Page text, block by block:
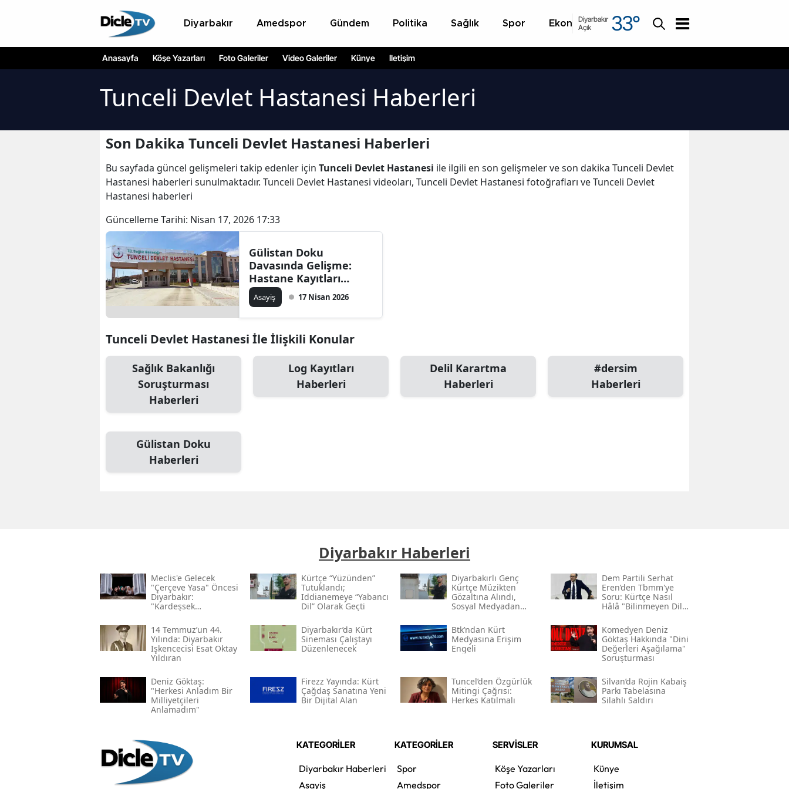
Diyarbakır Amedspor Gündem Politika Sağlık Spor Ekonomi Asayiş
Diyarbakır
Açık
33°
Anasayfa Köşe Yazarları Foto Galeriler Video Galeriler Künye İletişim
Tunceli Devlet Hastanesi Haberleri
Son Dakika Tunceli Devlet Hastanesi Haberleri
Bu sayfada güncel gelişmeleri takip edenler için Tunceli Devlet Hastanesi ile ilgili en son gelişmeler ve son dakika Tunceli Devlet
Hastanesi haberleri sunulmaktadır. Tunceli Devlet Hastanesi videoları, Tunceli Devlet Hastanesi fotoğrafları ve Tunceli Devlet
Hastanesi haberleri
Güncelleme Tarihi: Nisan 17, 2026 17:33
Gülistan Doku
Davasında Gelişme:
Hastane Kayıtları
Silinmiş
Asayiş 17 Nisan 2026
Tunceli Devlet Hastanesi İle İlişkili Konular
Sağlık Bakanlığı
Soruşturması
Haberleri
Log Kayıtları
Haberleri
Delil Karartma
Haberleri
#dersim
Haberleri
Gülistan Doku
Haberleri
Diyarbakır Haberleri
Meclis'e Gelecek
"çerçeve Yasa" Öncesi
Diyarbakır:
"kardeşsek
Kürtçe “yüzünden”
Tutuklandı;
Iddianemeye “yabancı
Dil” Olarak Geçti
Diyarbakırlı Genç
Kürtçe Müzikten
Gözaltına Alındı,
Sosyal Medyadan
Dem Partili Serhat
Eren’den Tbmm'ye
Soru: Kürtçe Nasıl
Hâlâ "bilinmeyen Dil"
Gerekçesi Nedir?"
14 Temmuz’un 44.
Yılında: Diyarbakır
Işkencecisi Esat Oktay
Yıldıran
Diyarbakır’da Kürt
Sineması Çalıştayı
Düzenlenecek
Btk’ndan Kürt
Medyasına Erişim
Engeli
Komedyen Deniz
Göktaş Hakkında "dini
Değerleri Aşağılama"
Soruşturması
Deniz Göktaş:
"herkesi Anladım Bir
Milliyetçileri
Anlamadım"
Firezz Yayında: Kürt
Çağdaş Sanatına Yeni
Bir Dijital Alan
Tuncel’den Özgürlük
Mitingi Çağrısı:
Herkes Katılmalı
Silvan’da Rojin Kabaiş
Parkı Tabelasına
Silahlı Saldırı
KATEGORİLER
Diyarbakır Haberleri
Asayiş
KATEGORİLER
Spor
Amedspor
SERVİSLER
Köşe Yazarları
Foto Galeriler
KURUMSAL
Künye
İletişim